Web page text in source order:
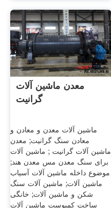
معدن ماشین آلات
گرانیت
ماشین آلات معدن و معادن و
معادن سنگ گرانیت; معدن
ماشین آلات گرانیت ; ماشین آلات
برای سنگ معدن مس معدن هند;
موضوع داخله ماشین آلات آسیاب
ماشین آلات; ماشین آلات سنگ
شکن و ماشین آلات; خانگی
ساخت کمپوست ماشین آلات